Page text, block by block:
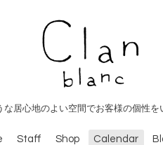
居心地のよい空間でお客様の個性
Staff Shop Calendar